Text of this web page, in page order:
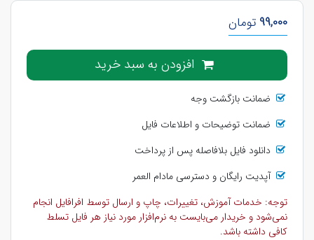
99,000 تومان
افزودن به سبد خرید
ضمانت بازگشت وجه
ضمانت توضیحات و اطلاعات فایل
دانلود فایل بلافاصله پس از پرداخت
آپدیت رایگان و دسترسی مادام العمر
توجه: خدمات آموزش، تغییرات، چاپ و ارسال توسط افرافایل انجام
نمی‌شود و خریدار می‌بایست به نرم‌افزار مورد نیاز هر فایل تسلط
کافی داشته باشد.